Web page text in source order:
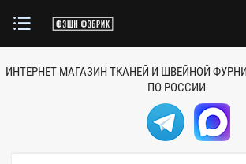
ИНТЕРНЕТ МАГАЗИН ТКАНЕЙ И ШВЕЙНОЙ
ПО РОССИИ